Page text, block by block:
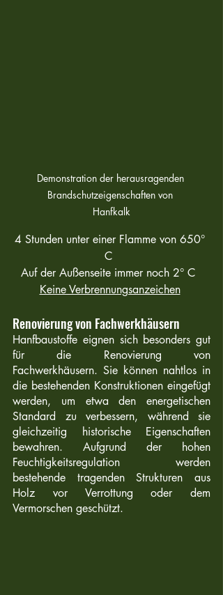
Demonstration der herausragenden
Brandschutzeigenschaften von
Hanfkalk
4 Stunden unter einer Flamme von 650°
C
Auf der Außenseite immer noch 2° C
Keine Verbrennungsanzeichen
Renovierung von Fachwerkhäusern
Hanfbaustoffe eignen sich besonders gut
für die Renovierung von
Fachwerkhäusern. Sie können nahtlos in
die bestehenden Konstruktionen eingefügt
werden, um etwa den energetischen
Standard zu verbessern, während sie
gleichzeitig historische Eigenschaften
bewahren. Aufgrund der hohen
Feuchtigkeitsregulation werden
bestehende tragenden Strukturen aus
Holz vor Verrottung oder dem
Vermorschen geschützt.